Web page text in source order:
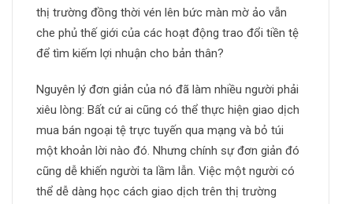
thị trường đồng thời vén lên bức màn mờ ảo vẫn
che phủ thế giới của các hoạt động trao đổi tiền tệ
để tìm kiếm lợi nhuận cho bản thân?
Nguyên lý đơn giản của nó đã làm nhiều người phải
xiêu lòng: Bất cứ ai cũng có thể thực hiện giao dịch
mua bán ngoại tệ trực tuyến qua mạng và bỏ túi
một khoản lời nào đó. Nhưng chính sự đơn giản đó
cũng dễ khiến người ta lầm lẫn. Việc một người có
thể dễ dàng học cách giao dịch trên thị trường